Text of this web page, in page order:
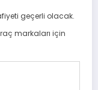
geçerli olacak.
markaları için